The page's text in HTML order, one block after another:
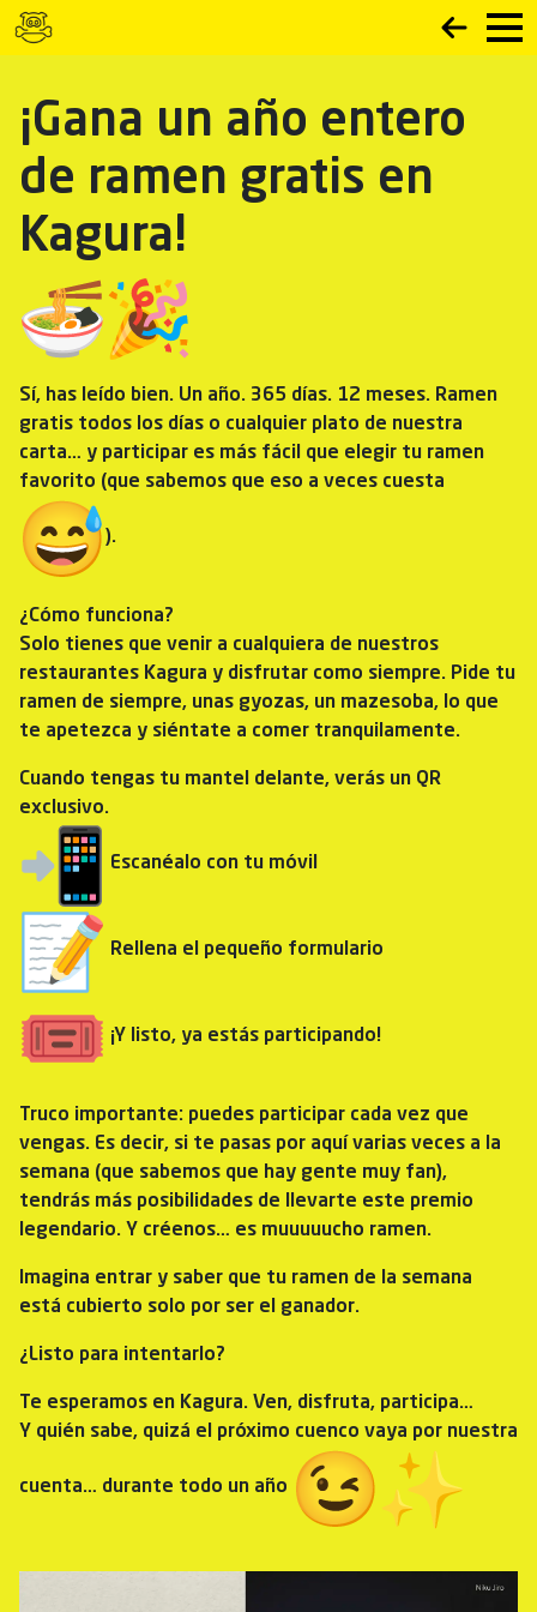
¡Gana un año entero
de ramen gratis en
Kagura!
Sí, has leído bien. Un año. 365 días. 12 meses. Ramen
gratis todos los días o cualquier plato de nuestra
carta… y participar es más fácil que elegir tu ramen
favorito (que sabemos que eso a veces cuesta
).
¿Cómo funciona?
Solo tienes que venir a cualquiera de nuestros
restaurantes Kagura y disfrutar como siempre. Pide tu
ramen de siempre, unas gyozas, un mazesoba, lo que
te apetezca y siéntate a comer tranquilamente.
Cuando tengas tu mantel delante, verás un QR
exclusivo.
Escanéalo con tu móvil
Rellena el pequeño formulario
¡Y listo, ya estás participando!
Truco importante: puedes participar cada vez que
vengas. Es decir, si te pasas por aquí varias veces a la
semana (que sabemos que hay gente muy fan),
tendrás más posibilidades de llevarte este premio
legendario. Y créenos… es muuuuucho ramen.
Imagina entrar y saber que tu ramen de la semana
está cubierto solo por ser el ganador.
¿Listo para intentarlo?
Te esperamos en Kagura. Ven, disfruta, participa…
Y quién sabe, quizá el próximo cuenco vaya por nuestra
cuenta… durante todo un año